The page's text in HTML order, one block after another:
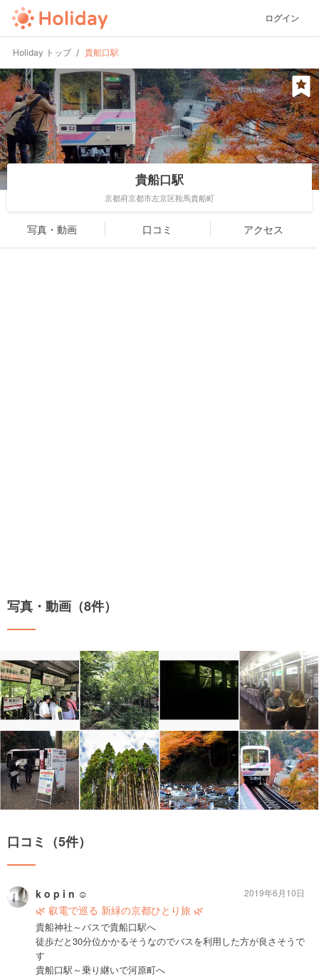
ログイン
Holiday トップ 貴船口駅
貴船口駅
京都府京都市左京区鞍馬貴船町
写真・動画 口コミ アクセス
写真・動画（8件）
口コミ（5件）
k o p i n ☺︎
🌿 叡電で巡る 新緑の京都ひとり旅 🌿
貴船神社～バスで貴船口駅へ
徒歩だと30分位かかるそうなのでバスを利用した方が良さそうで
す
貴船口駅～乗り継いで河原町へ
2019年6月10日